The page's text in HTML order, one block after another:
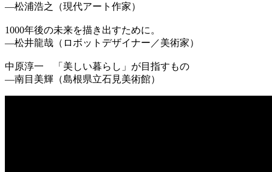
―松浦浩之（現代アート作家）
1000年後の未来を描き出すために。
―松井龍哉（ロボットデザイナー／美術家）
中原淳一 「美しい暮らし」が目指すもの
―南目美輝（島根県立石見美術館）